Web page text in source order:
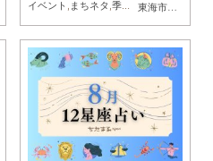
おひとりさま, 友人 東海市
,大府市
イベント , まちネタ ,季節ネタ ,まとめ記事